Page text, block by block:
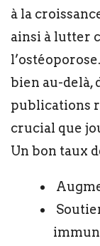
à la
ainsi à lutter
bien au-delà,
publications
crucial que
Un bon taux